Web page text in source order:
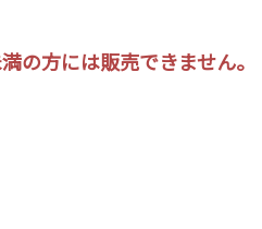
方には販売できません。